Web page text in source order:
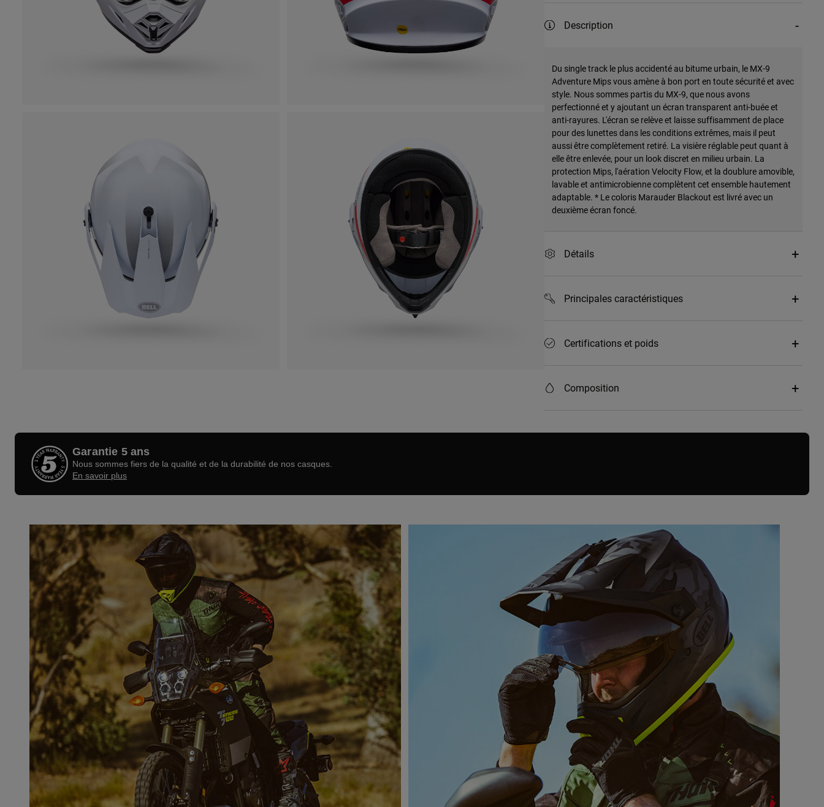
Description
Du single track le plus accidenté au bitume urbain, le MX-9
Adventure Mips vous amène à bon port en toute sécurité et avec
style. Nous sommes partis du MX-9, que nous avons
perfectionné et y ajoutant un écran transparent anti-buée et
anti-rayures. L'écran se relève et laisse suffisamment de place
pour des lunettes dans les conditions extrêmes, mais il peut
aussi être complètement retiré. La visière réglable peut quant à
elle être enlevée, pour un look discret en milieu urbain. La
protection Mips, l'aération Velocity Flow, et la doublure amovible,
lavable et antimicrobienne complètent cet ensemble hautement
adaptable. * Le coloris Marauder Blackout est livré avec un
deuxième écran foncé.
Détails
Principales caractéristiques
Certifications et poids
Composition
Garantie 5 ans
Nous sommes fiers de la qualité et de la durabilité de nos casques.
En savoir plus